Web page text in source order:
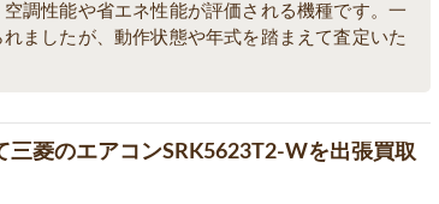
調性能や省エネ性能が評価される機種です。一
ましたが、動作状態や年式を踏まえて査定いた
三菱のエアコンSRK5623T2-Wを出張買取